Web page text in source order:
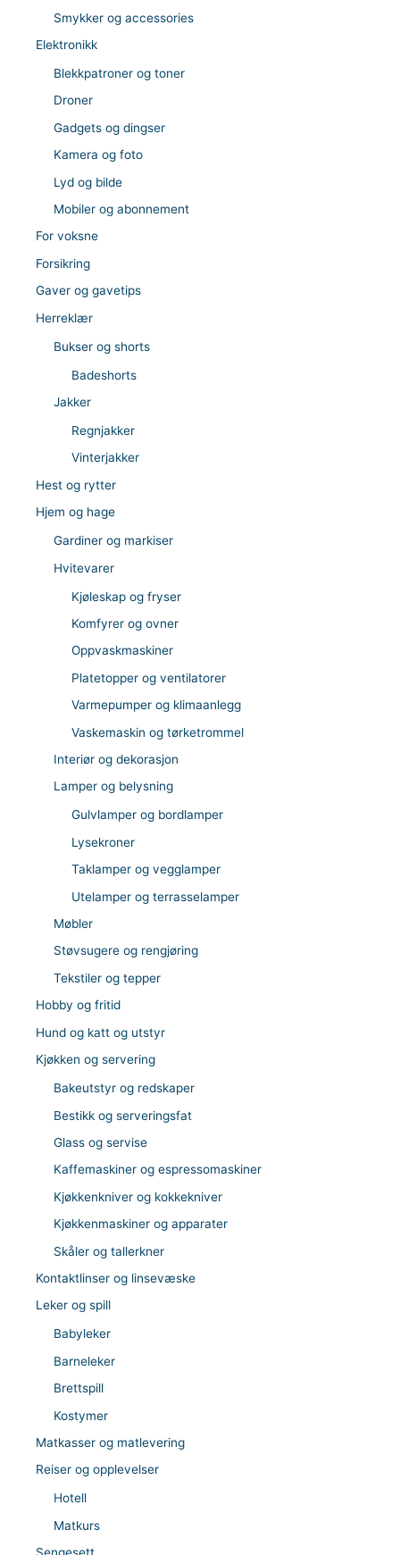
Smykker og accessories
Elektronikk
Blekkpatroner og toner
Droner
Gadgets og dingser
Kamera og foto
Lyd og bilde
Mobiler og abonnement
For voksne
Forsikring
Gaver og gavetips
Herreklær
Bukser og shorts
Badeshorts
Jakker
Regnjakker
Vinterjakker
Hest og rytter
Hjem og hage
Gardiner og markiser
Hvitevarer
Kjøleskap og fryser
Komfyrer og ovner
Oppvaskmaskiner
Platetopper og ventilatorer
Varmepumper og klimaanlegg
Vaskemaskin og tørketrommel
Interiør og dekorasjon
Lamper og belysning
Gulvlamper og bordlamper
Lysekroner
Taklamper og vegglamper
Utelamper og terrasselamper
Møbler
Støvsugere og rengjøring
Tekstiler og tepper
Hobby og fritid
Hund og katt og utstyr
Kjøkken og servering
Bakeutstyr og redskaper
Bestikk og serveringsfat
Glass og servise
Kaffemaskiner og espressomaskiner
Kjøkkenkniver og kokkekniver
Kjøkkenmaskiner og apparater
Skåler og tallerkner
Kontaktlinser og linsevæske
Leker og spill
Babyleker
Barneleker
Brettspill
Kostymer
Matkasser og matlevering
Reiser og opplevelser
Hotell
Matkurs